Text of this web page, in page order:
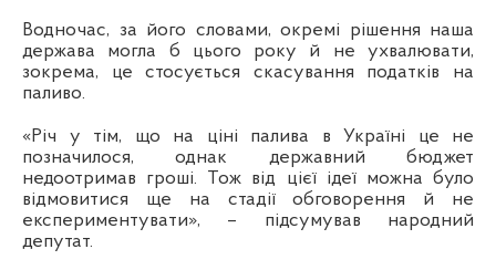
Водночас, за його словами, окремі рішення наша
держава могла б цього року й не ухвалювати,
зокрема, це стосується скасування податків на
паливо.
«Річ у тім, що на ціні палива в Україні це не
позначилося, однак державний бюджет
недоотримав гроші. Тож від цієї ідеї можна було
відмовитися ще на стадії обговорення й не
експериментувати», – підсумував народний
депутат.